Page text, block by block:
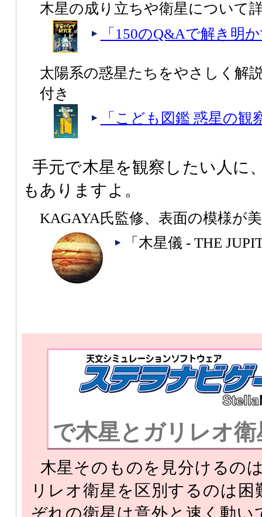
木星の成り立ちや衛星について
「150のQ&Aで解き明
太陽系の惑星たちをやさしく解
付き
「こども図鑑 惑星の観
手元で木星を観察したい人に
もありますよ。
KAGAYA氏監修、表面の模様が
「木星儀 - THE
で木星とガリレオ
木星そのものを見分けるの
リレオ衛星を区別するのは
ぞれの衛星は意外と速く動